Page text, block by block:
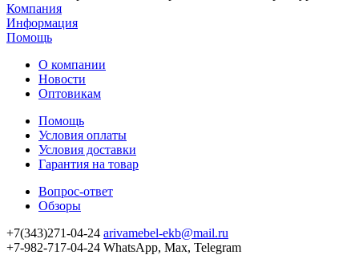
Компания
Информация
Помощь
О компании
Новости
Оптовикам
Помощь
Условия оплаты
Условия доставки
Гарантия на товар
Вопрос-ответ
Обзоры
+7(343)271-04-24 arivamebel-ekb@mail.ru
+7-982-717-04-24 WhatsApp, Max, Telegram